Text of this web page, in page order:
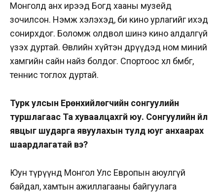
Монголд анх ирээд Богд хааны музейд
зочилсон. Нэмж хэлэхэд, би кино урлагийг ихэд
сонирхдог. Боломж олдвол шинэ кино алдалгүй
үзэх дуртай. Өвлийн хүйтэн өдрүүдэд ном миний
хамгийн сайн найз болдог. Спортоос хөл бөмбөг,
теннис тоглох дуртай.
Турк улсын Ерөнхийлөгчийн сонгуулийн
туршлагаас Та хуваалцахгүй юу. Сонгуулийн үйл
явцыг шударга явуулахын тулд юуг анхаарах
шаардлагатай вэ?
Юун түрүүнд Монгол Улс Европын аюулгүй
байдал, хамтын ажиллагааны байгуулага